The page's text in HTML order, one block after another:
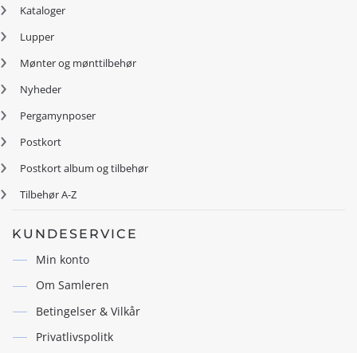
Kataloger
Lupper
Mønter og mønttilbehør
Nyheder
Pergamynposer
Postkort
Postkort album og tilbehør
Tilbehør A-Z
KUNDESERVICE
Min konto
Om Samleren
Betingelser & Vilkår
Privatlivspolitk